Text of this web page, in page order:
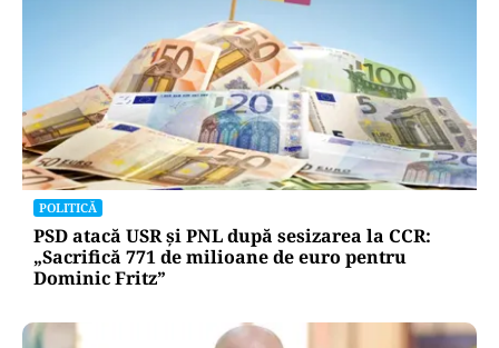
POLITICĂ
PSD atacă USR și PNL după sesizarea la CCR:
„Sacrifică 771 de milioane de euro pentru
Dominic Fritz”